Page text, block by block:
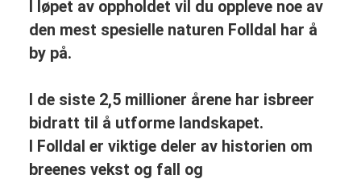
I løpet av oppholdet vil du oppleve noe av
den mest spesielle naturen Folldal har å
by på.
I de siste 2,5 millioner årene har isbreer
bidratt til å utforme landskapet.
I Folldal er viktige deler av historien om
breenes vekst og fall og